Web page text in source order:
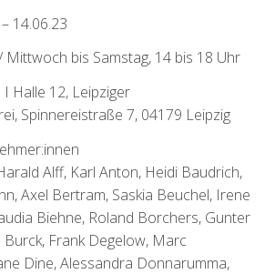
14.06.23
bis Samstag, 14 bis 18 Uhr
Halle 12, Leipziger
Spinnereistraße 7, 04179 Leipzig
Alff, Karl Anton, Heidi Baudrich,
Axel Bertram, Saskia Beuchel, Irene
Biehne, Roland Borchers, Gunter
Frank Degelow, Marc
Dine, Alessandra Donnarumma,